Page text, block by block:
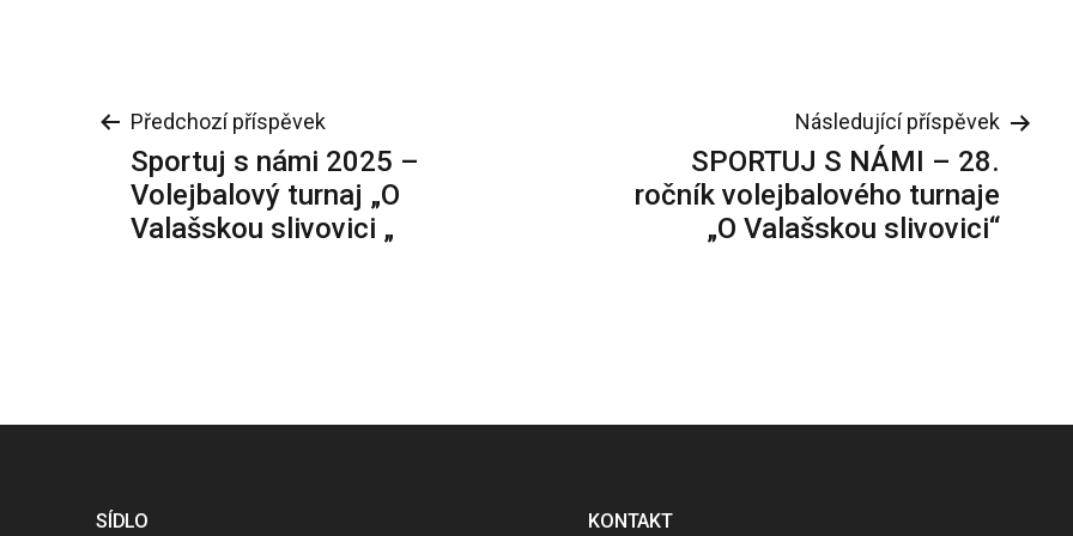
Navigace
pro
Předchozí příspěvek
Sportuj s námi 2025 –
Volejbalový turnaj „O
Valašskou slivovici „
Následující příspěvek
SPORTUJ S NÁMI – 28.
ročník volejbalového turnaje
„O Valašskou slivovici“
SÍDLO KONTAKT